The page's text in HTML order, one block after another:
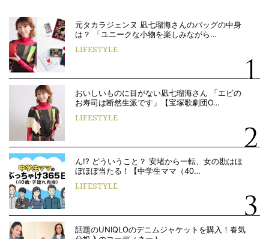
元タカラジェンヌ 凪七瑠海さんのバッグの中身
は？ 「ユニークな小物を楽しみながら…
LIFESTYLE
おいしいものに目がない凪七瑠海さん 「エビの
お寿司は断然生派です」【宝塚歌劇団O…
LIFESTYLE
ん!? どういうこと？ 安堵から一転、女の勘はほ
ぼほぼ当たる！【中学生ママ（40…
LIFESTYLE
話題のUNIQLOのデニムジャケットを購入！春気